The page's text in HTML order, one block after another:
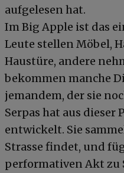
aufgelesen hat.
Im Big Apple ist das
Leute stellen Möbel,
Haustüre, andere
bekommen manche
jemandem, der sie
Serpas hat aus dieser
entwickelt. Sie
Strasse findet, und
performativen Akt